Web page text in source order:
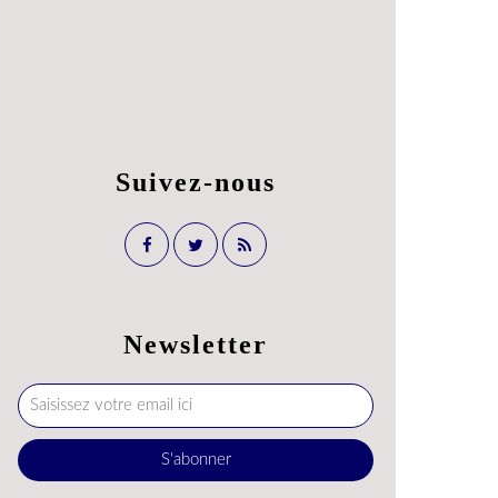
Newsletter
Suivez-nous